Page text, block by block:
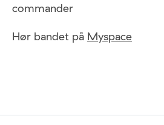
commander
Hør bandet på Myspace